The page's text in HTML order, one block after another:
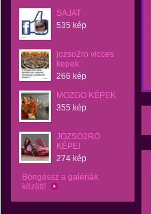
SAJAT
535 kép
jozso2ro vicces
kepek
266 kép
MOZGO KÉPEK
355 kép
JOZSO2RO
KÉPEI
274 kép
Böngéssz a galériák
között!